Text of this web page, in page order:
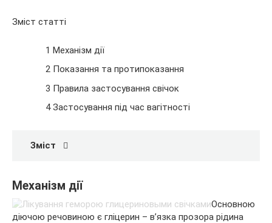
Зміст статті
1 Механізм дії
2 Показання та протипоказання
3 Правила застосування свічок
4 Застосування під час вагітності
Зміст
Механізм дії
Основною
діючою речовиною є гліцерин – в’язка прозора рідина